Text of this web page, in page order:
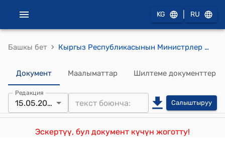
KG RU
Башкы бет › Кыргыз Республикасынын Министрлер Кабинетинин 2024-жылдын 24-октябрындагы № 644 "Кыргыз Республикасынын Министрлер Кабинетинин 2024-жылдын 25-апрелиндеги № 203 "Кыргыз Республикасынын Президентинин облустардагы ыйгарым укуктуу өкүлдөрүнүн жана жергиликтүү мамлекеттик администрациялардын аппараттарынын ишинин натыйжалуулугун комплекстүү баалоо системасы жөнүндө" токтомуна өзгөртүү киргизүү тууралуу" токтому
Документ Маалыматтар Шилтеме документтер
Редакция
15.05.2026 Салыштыруу
Эскертүү, бул документ күчүн жоготту!